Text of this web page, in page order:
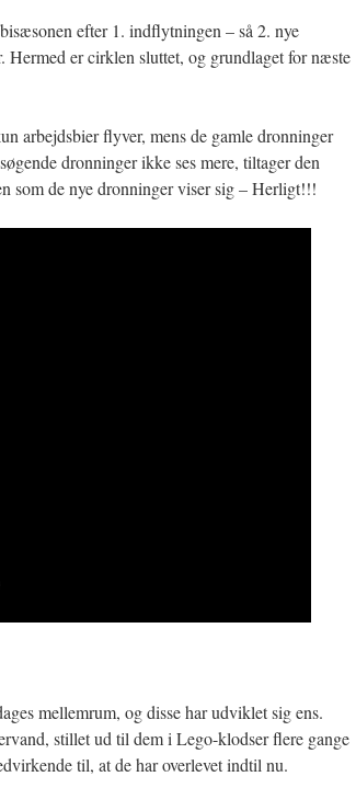
efter 1. indflytningen – så 2. nye
Hermed er cirklen sluttet, og grundlaget for næste
arbejdsbier flyver, mens de gamle dronninger
dronninger ikke ses mere, tiltager den
som de nye dronninger viser sig – Herligt!!!
mellemrum, og disse har udviklet sig ens.
stillet ud til dem i Lego-klodser flere gange
til, at de har overlevet indtil nu.